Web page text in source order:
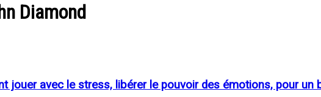
Diamond
jouer avec le stress, libérer le pouvoir des émotions, pour un